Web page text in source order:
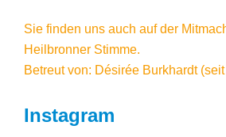
Sie finden uns auch auf der
Heilbronner Stimme.
Betreut von: Désirée Burkhardt
Instagram